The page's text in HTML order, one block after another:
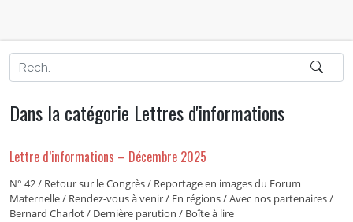
Dans la catégorie Lettres d'informations
Lettre d’informations – Décembre 2025
N° 42 / Retour sur le Congrès / Reportage en images du Forum
Maternelle / Rendez-vous à venir / En régions / Avec nos partenaires /
Bernard Charlot / Dernière parution / Boîte à lire